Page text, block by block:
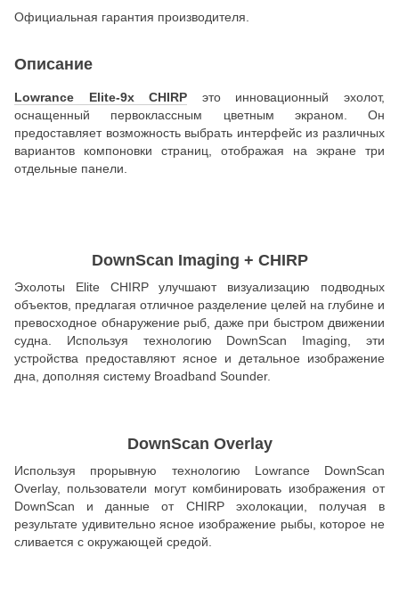
Официальная гарантия производителя.
Описание
Lowrance Elite-9x CHIRP это инновационный эхолот,
оснащенный первоклассным цветным экраном. Он
предоставляет возможность выбрать интерфейс из различных
вариантов компоновки страниц, отображая на экране три
отдельные панели.
DownScan Imaging + CHIRP
Эхолоты Elite CHIRP улучшают визуализацию подводных
объектов, предлагая отличное разделение целей на глубине и
превосходное обнаружение рыб, даже при быстром движении
судна. Используя технологию DownScan Imaging, эти
устройства предоставляют ясное и детальное изображение
дна, дополняя систему Broadband Sounder.
DownScan Overlay
Используя прорывную технологию Lowrance DownScan
Overlay, пользователи могут комбинировать изображения от
DownScan и данные от CHIRP эхолокации, получая в
результате удивительно ясное изображение рыбы, которое не
сливается с окружающей средой.